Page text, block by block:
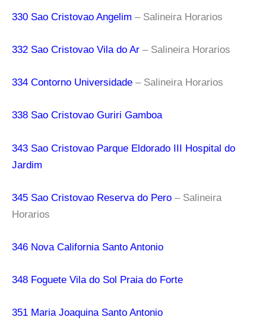
330 Sao Cristovao Angelim – Salineira Horarios
332 Sao Cristovao Vila do Ar – Salineira Horarios
334 Contorno Universidade – Salineira Horarios
338 Sao Cristovao Guriri Gamboa
343 Sao Cristovao Parque Eldorado III Hospital do
Jardim
345 Sao Cristovao Reserva do Pero – Salineira
Horarios
346 Nova California Santo Antonio
348 Foguete Vila do Sol Praia do Forte
351 Maria Joaquina Santo Antonio